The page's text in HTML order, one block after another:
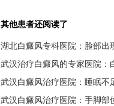
其他患者还阅读了
湖北白癜风专科医院：脸部出
武汉治疗白癜风的专家医院：
武汉白癜风治疗医院：睡眠不
武汉白癜风治疗医院：手脚部